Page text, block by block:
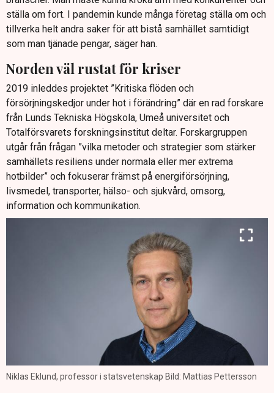
ställa om fort. I pandemin kunde många företag ställa om och
tillverka helt andra saker för att bistå samhället samtidigt
som man tjänade pengar, säger han.
Norden väl rustat för kriser
2019 inleddes projektet ”Kritiska flöden och
försörjningskedjor under hot i förändring” där en rad forskare
från Lunds Tekniska Högskola, Umeå universitet och
Totalförsvarets forskningsinstitut deltar. Forskargruppen
utgår från frågan ”vilka metoder och strategier som stärker
samhällets resiliens under normala eller mer extrema
hotbilder” och fokuserar främst på energiförsörjning,
livsmedel, transporter, hälso- och sjukvård, omsorg,
information och kommunikation.
Niklas Eklund, professor i statsvetenskap Bild: Mattias Pettersson